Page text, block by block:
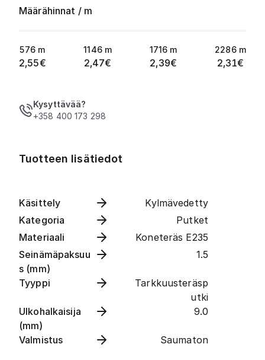
Määrähinnat / m
576 m
2,55€
1146 m
2,47€
1716 m
2,39€
2286 m
2,31€
Kysyttävää?
+358 400 173 298
Tuotteen lisätiedot
Käsittely
Kylmävedetty
Kategoria
Putket
Materiaali
Koneteräs E235
Seinämäpaksuu
s (mm)
1.5
Tyyppi
Tarkkuusteräsp
utki
Ulkohalkaisija
(mm)
9.0
Valmistus Saumaton